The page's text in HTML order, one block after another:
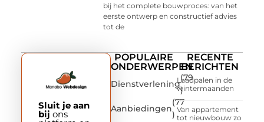
bij het complete bouwproces: van het
eerste ontwerp en constructief advies
tot de
POPULAIRE
ONDERWERPEN
Dienstverlening
(79
)
Aanbiedingen
(77
)
RECENTE
BERICHTEN
Laadpalen in de
wintermaanden
Van appartement
tot nieuwbouw zo
Sluit je aan
bij ons